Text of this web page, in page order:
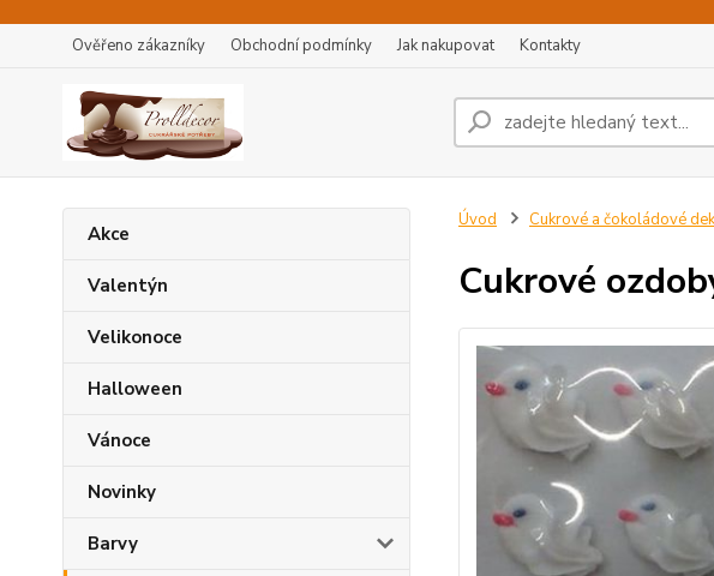
Ověřeno zákazníky Obchodní podmínky Jak nakupovat Kontakty
Akce
Valentýn
Velikonoce
Halloween
Vánoce
Novinky
Barvy
Úvod Cukrové a čokoládové
Cukrové